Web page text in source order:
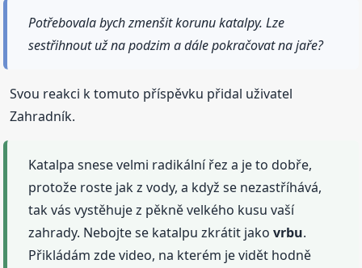
Potřebovala bych zmenšit korunu katalpy. Lze
sestřihnout už na podzim a dále pokračovat na jaře?
Svou reakci k tomuto příspěvku přidal uživatel
Zahradník.
Katalpa snese velmi radikální řez a je to dobře,
protože roste jak z vody, a když se nezastříhává,
tak vás vystěhuje z pěkně velkého kusu vaší
zahrady. Nebojte se katalpu zkrátit jakovrbu.
Přikládám zde video, na kterém je vidět hodně